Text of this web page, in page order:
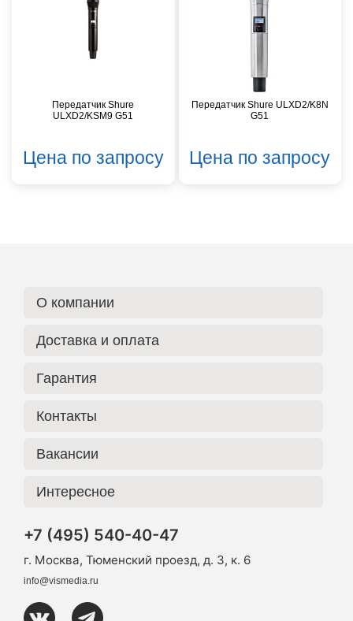
Передатчик Shure
ULXD2/KSM9 G51
Цена по запросу
Передатчик Shure ULXD2/K8N
G51
Цена по запросу
О компании
Доставка и оплата
Гарантия
Контакты
Вакансии
Интересное
+7 (495) 540-40-47
г. Москва, Тюменский проезд, д. 3, к. 6
info@vismedia.ru